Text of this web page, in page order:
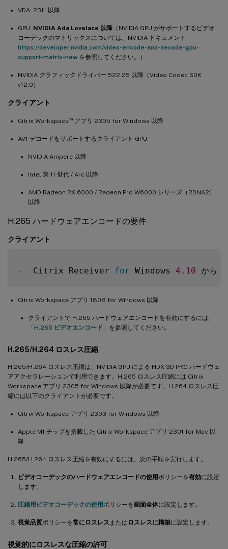
VDA: 2311 以降
GPU: NVIDIA Ada Lovelace 以降 （NVIDIA GPU がサポートするビデオ
コーデックのマトリックスについては、NVIDIA ドキュメント
https://developer.nvidia.com/video-encode-and-decode-gpu-
support-matrix-new を参照してください。）
NVIDIA グラフィックドライバー 522.25 以降（Video Codec SDK
v12.0）
クライアント
Citrix Workspace™アプリ 2305 for Windows 以降
AV1 デコードをサポートするクライアント GPU:
NVIDIA Ampere 以降
Intel 第 11 世代 / Arc 以降
AMD Radeon RX 6000 / Radeon Pro W6000 シリーズ（RDNA2）
以降
H.265 ハードウェアエンコードの要件
クライアント
-
  Citrix Receiver
for Windows 4.10 から
Citrix Workspace アプリ 1808 for Windows 以降
クライアントで H.265 ハードウェアエンコードを有効にするには、
「H.265 ビデオエンコード 」を参照してください。
H.265/H.264 ロスレス圧縮
H.265/H.264 ロスレス圧縮は、NVIDIA GPU による HDX 3D PRO ハードウェ
アアクセラレーションで利用できます。H.265 ロスレス圧縮には Citrix
Workspace アプリ 2305 for Windows 以降が必要です。H.264 ロスレス圧
縮には以下のクライアントが必要です。
Citrix Workspace アプリ 2303 for Windows 以降
Apple M1 チップを搭載した Citrix Workspace アプリ 2301 for Mac 以
降
H.265/H.264 ロスレス圧縮を有効にするには、次の手順を実行します。
ビデオコーデックのハードウェアエンコードの使用ポリシーを有効に設定
します。
圧縮用ビデオコーデックの使用ポリシーを画面全体に設定します。
視覚品質ポリシーを常にロスレス または ロスレスに構築に設定します。
視覚的にロスレスな圧縮の許可